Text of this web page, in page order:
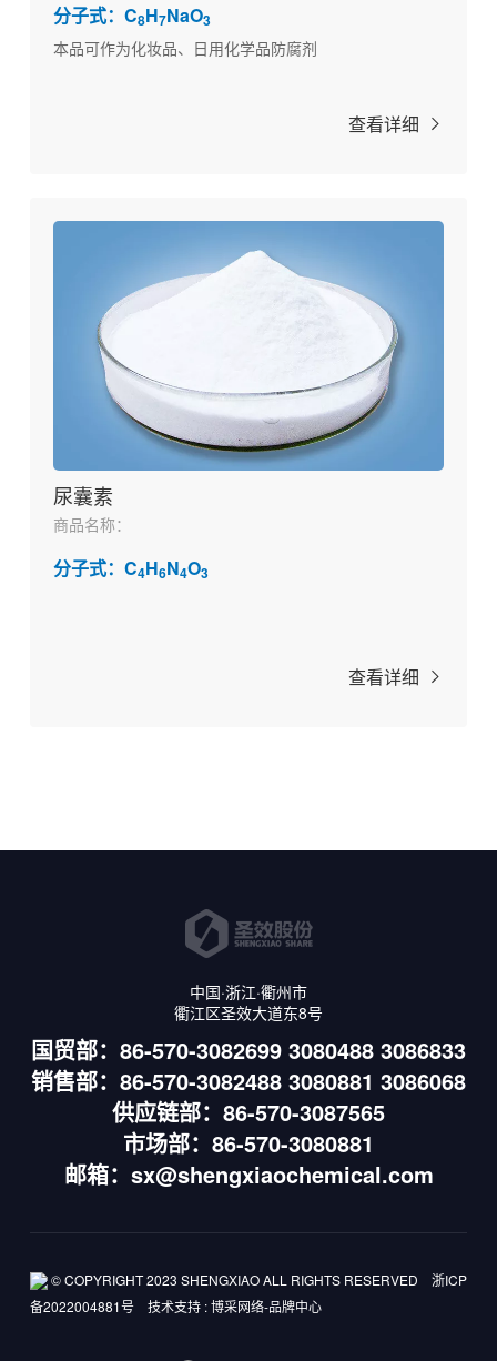
分子式：C8H7NaO3
本品可作为化妆品、日用化学品防腐剂
查看详细
尿囊素
商品名称：
分子式：C4H6N4O3
查看详细
中国·浙江·衢州市
衢江区圣效大道东8号
国贸部：86-570-3082699 3080488 3086833
销售部：86-570-3082488 3080881 3086068
供应链部：86-570-3087565
市场部：86-570-3080881
邮箱：sx@shengxiaochemical.com
© COPYRIGHT 2023 SHENGXIAO ALL RIGHTS RESERVED 浙ICP
备2022004881号
技术支持 :博采网络-品牌中心